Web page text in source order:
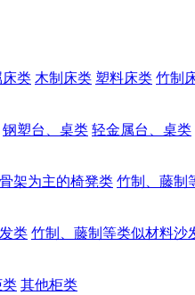
类 木制床类 塑料床类 竹制
钢塑台、桌类 轻金属台、桌类
架为主的椅凳类 竹制、藤制
类 竹制、藤制等类似材料沙
类 其他柜类